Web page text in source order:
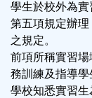
學生於校外為
第五項規定辦
之規定。
前項所稱實習
務訓練及指導學
學校知悉實習